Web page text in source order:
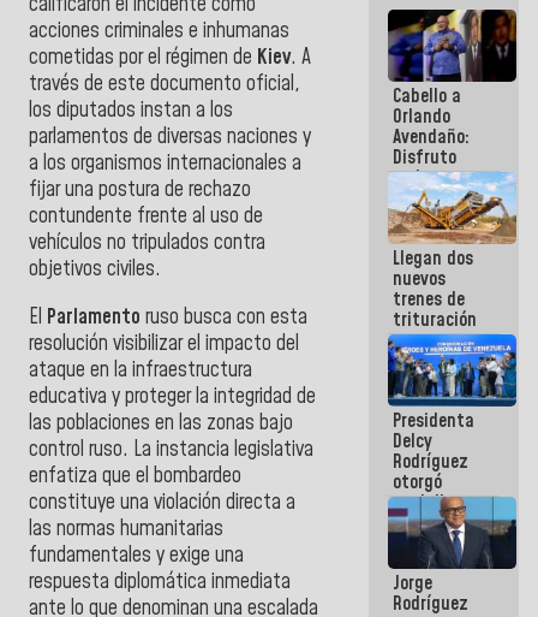
acciones criminales e inhumanas
cometidas por el régimen de Kiev. A
través de este documento oficial,
los diputados instan a los
parlamentos de diversas naciones y
a los organismos internacionales a
fijar una postura de rechazo
contundente frente al uso de
vehículos no tripulados contra
objetivos civiles.
El Parlamento ruso busca con esta
resolución visibilizar el impacto del
ataque en la infraestructura
educativa y proteger la integridad de
las poblaciones en las zonas bajo
control ruso. La instancia legislativa
enfatiza que el bombardeo
constituye una violación directa a
las normas humanitarias
fundamentales y exige una
respuesta diplomática inmediata
ante lo que denominan una escalada
Cabello a
Orlando
Avendaño:
Disfruto
cada vez
que escribes
porque lo
que haces
es
embarrarla
Llegan dos
nuevos
trenes de
trituración
para
optimizar
manejo de
escombros
en La Guaira
Presidenta
Delcy
Rodríguez
otorgó
medalla
"Héroe de
Venezuela"
a servidores
públicos
Jorge
Rodríguez